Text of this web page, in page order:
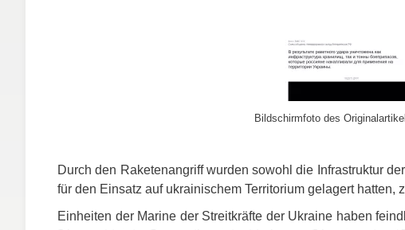
Bildschirmfoto des
Durch den Raketenangriff wurden sowohl die Infrastruktur
für den Einsatz auf ukrainischem Territorium gelagert hatten,
Einheiten der Marine der Streitkräfte der Ukraine haben